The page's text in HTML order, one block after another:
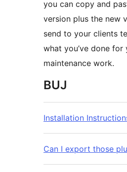
you can copy and
version plus the new
send to your clients
what you’ve done for
maintenance work.
BUJ
Installation
Can I export those